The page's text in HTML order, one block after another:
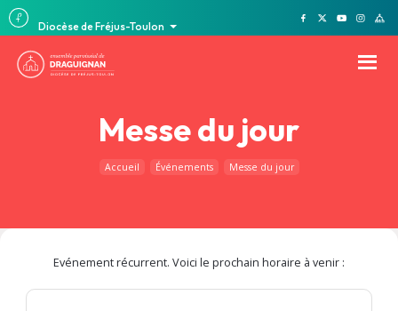
Diocèse de Fréjus-Toulon
Messe du jour
Accueil Événements Messe du jour
Evénement récurrent. Voici le prochain horaire à venir :